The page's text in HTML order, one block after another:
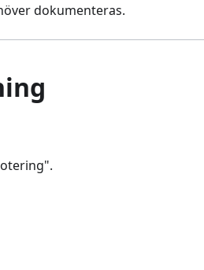
dokumenteras.